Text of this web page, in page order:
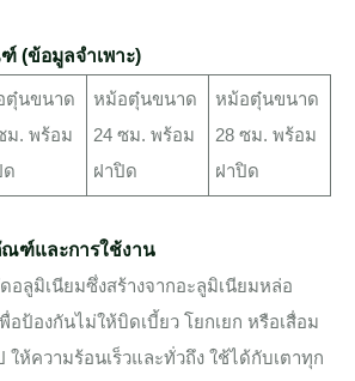
(ข้อมูลจำเพาะ)
ตุ๋นขนาด
ม. พร้อม
ด
หม้อตุ๋นขนาด
24 ซม. พร้อม
ฝาปิด
หม้อตุ๋นขนาด
28 ซม. พร้อม
ฝาปิด
ฑ์และการใช้งาน
อลูมิเนียมซึ่งสร้างจากอะลูมิเนียมหล่อ
อป้องกันไม่ให้บิดเบี้ยว โยกเยก หรือเสื่อม
ให้ความร้อนเร็วและทั่วถึง ใช้ได้กับเตาทุก